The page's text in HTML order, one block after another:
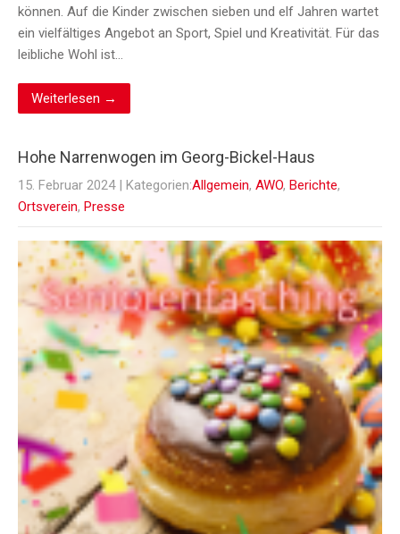
können. Auf die Kinder zwischen sieben und elf Jahren wartet
ein vielfältiges Angebot an Sport, Spiel und Kreativität. Für das
leibliche Wohl ist…
Weiterlesen →
Hohe Narrenwogen im Georg-Bickel-Haus
15. Februar 2024 | Kategorien:Allgemein, AWO, Berichte,
Ortsverein, Presse